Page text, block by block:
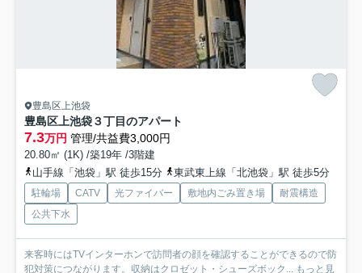
豊島区上池袋
豊島区上池袋３丁目のアパート
7.3万円 管理/共益費3,000円
20.80㎡ (1K) /築19年 /3階建
山手線「池袋」駅 徒歩15分
東武東上線「北池袋」駅 徒歩5分
駐輪場 CATV 光ファイバー 敷地内ごみ置き場
耐震構造
公共下水
来客時にはTVインターホンで訪問者の顔を確認することができるので防
犯対策につながります。収納はクロゼット・シューズボック... もっと見